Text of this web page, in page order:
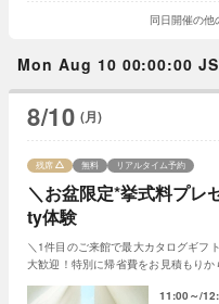
同日開催の他
Mon Aug 10 00:00:00
8/10 (月)
＼お盆限定*挙式料プレ
ty体験
残席 無料 リアルタイム予約
＼1件目のご来館で最大カタログギフ
大歓迎！特別に帰省費をお見積もり
11:00～